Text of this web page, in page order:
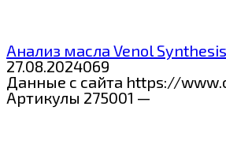
Анализ масла Venol
27.08.2024069
Данные с сайта https://
Артикулы 275001 —